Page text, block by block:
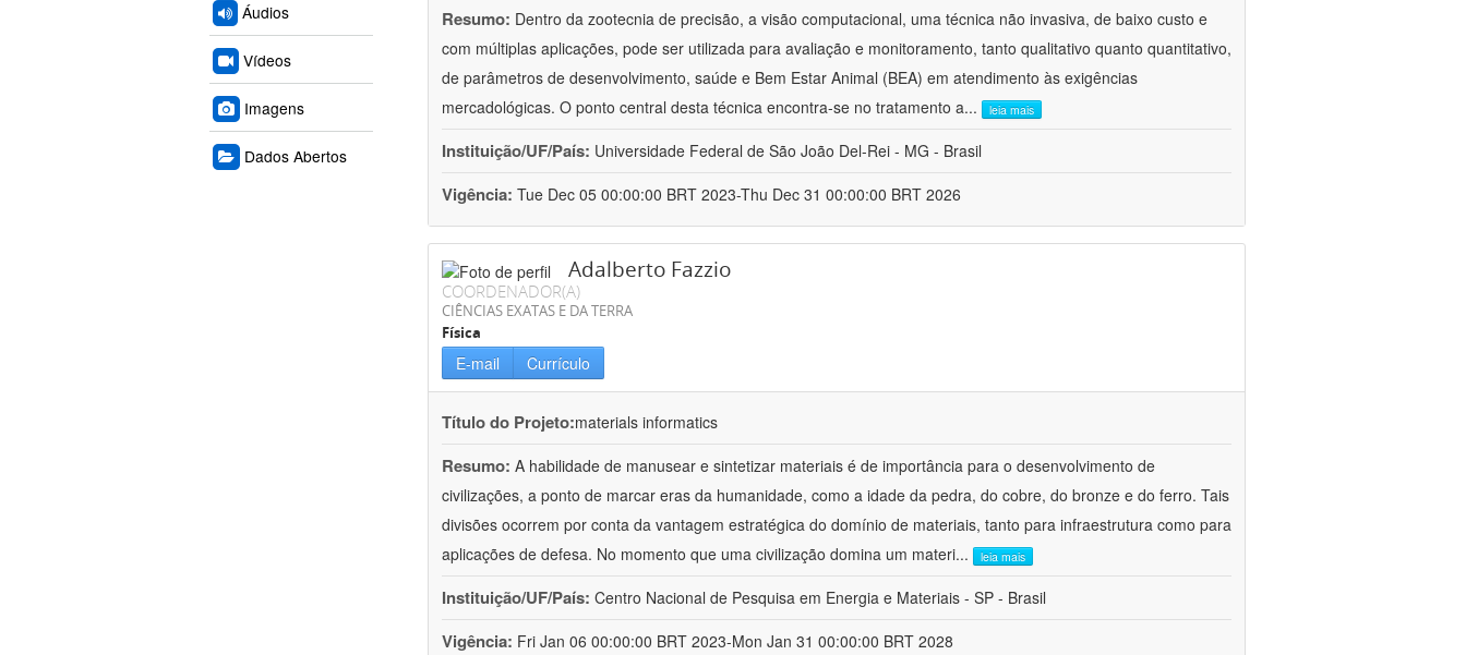
Áudios
Vídeos
Imagens
Dados Abertos
Resumo: Dentro da zootecnia de precisão, a visão computacional, uma técnica não invasiva, de baixo custo e
com múltiplas aplicações, pode ser utilizada para avaliação e monitoramento, tanto qualitativo quanto quantitativo,
de parâmetros de desenvolvimento, saúde e Bem Estar Animal (BEA) em atendimento às exigências
mercadológicas. O ponto central desta técnica encontra-se no tratamento a... leia mais
Instituição/UF/País: Universidade Federal de São João Del-Rei - MG - Brasil
Vigência: Tue Dec 05 00:00:00 BRT 2023-Thu Dec 31 00:00:00 BRT 2026
Adalberto Fazzio
COORDENADOR(A)
CIÊNCIAS EXATAS E DA TERRA
Física
E-mail Currículo
Título do Projeto:materials informatics
Resumo: A habilidade de manusear e sintetizar materiais é de importância para o desenvolvimento de
civilizações, a ponto de marcar eras da humanidade, como a idade da pedra, do cobre, do bronze e do ferro. Tais
divisões ocorrem por conta da vantagem estratégica do domínio de materiais, tanto para infraestrutura como para
aplicações de defesa. No momento que uma civilização domina um materi... leia mais
Instituição/UF/País: Centro Nacional de Pesquisa em Energia e Materiais - SP - Brasil
Vigência: Fri Jan 06 00:00:00 BRT 2023-Mon Jan 31 00:00:00 BRT 2028